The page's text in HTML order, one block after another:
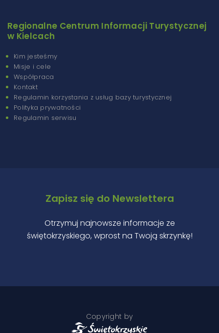
Regionalne Centrum Informacji Turystycznej
w Kielcach
Kim jesteśmy
Misje i cele
Współpraca
Kontakt
Regulamin korzystania z usług bazy turystycznej
Polityka prywatności
Regulamin serwisu
Zapisz się do Newslettera
Otrzymuj najnowsze informacje ze
świętokrzyskiego, wprost na Twoją skrzynkę!
Copyright by